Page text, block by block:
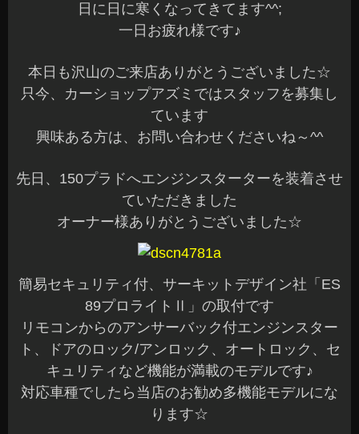
日に日に寒くなってきてます^^;
一日お疲れ様です♪
本日も沢山のご来店ありがとうございました☆
只今、カーショップアズミではスタッフを募集し
ています
興味ある方は、お問い合わせくださいね～^^
先日、150プラドへエンジンスターターを装着させ
ていただきました
オーナー様ありがとうございました☆
簡易セキュリティ付、サーキットデザイン社「ES
89プロライトⅡ」の取付です
リモコンからのアンサーバック付エンジンスター
ト、ドアのロック/アンロック、オートロック、セ
キュリティなど機能が満載のモデルです♪
対応車種でしたら当店のお勧め多機能モデルにな
ります☆